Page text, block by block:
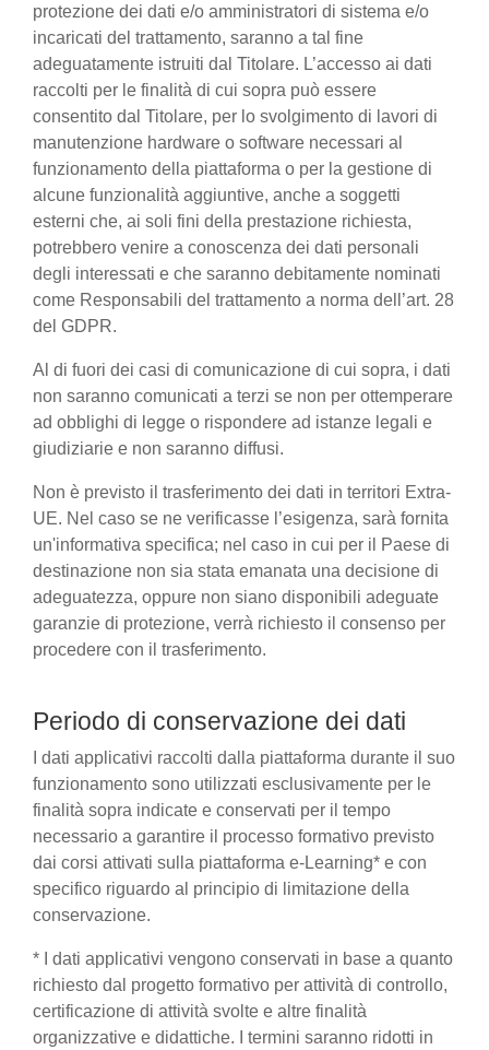
protezione dei dati e/o amministratori di sistema e/o
incaricati del trattamento, saranno a tal fine
adeguatamente istruiti dal Titolare. L’accesso ai dati
raccolti per le finalità di cui sopra può essere
consentito dal Titolare, per lo svolgimento di lavori di
manutenzione hardware o software necessari al
funzionamento della piattaforma o per la gestione di
alcune funzionalità aggiuntive, anche a soggetti
esterni che, ai soli fini della prestazione richiesta,
potrebbero venire a conoscenza dei dati personali
degli interessati e che saranno debitamente nominati
come Responsabili del trattamento a norma dell’art. 28
del GDPR.
Al di fuori dei casi di comunicazione di cui sopra, i dati
non saranno comunicati a terzi se non per ottemperare
ad obblighi di legge o rispondere ad istanze legali e
giudiziarie e non saranno diffusi.
Non è previsto il trasferimento dei dati in territori Extra-
UE. Nel caso se ne verificasse l’esigenza, sarà fornita
un'informativa specifica; nel caso in cui per il Paese di
destinazione non sia stata emanata una decisione di
adeguatezza, oppure non siano disponibili adeguate
garanzie di protezione, verrà richiesto il consenso per
procedere con il trasferimento.
Periodo di conservazione dei dati
I dati applicativi raccolti dalla piattaforma durante il suo
funzionamento sono utilizzati esclusivamente per le
finalità sopra indicate e conservati per il tempo
necessario a garantire il processo formativo previsto
dai corsi attivati sulla piattaforma e-Learning* e con
specifico riguardo al principio di limitazione della
conservazione.
* I dati applicativi vengono conservati in base a quanto
richiesto dal progetto formativo per attività di controllo,
certificazione di attività svolte e altre finalità
organizzative e didattiche. I termini saranno ridotti in